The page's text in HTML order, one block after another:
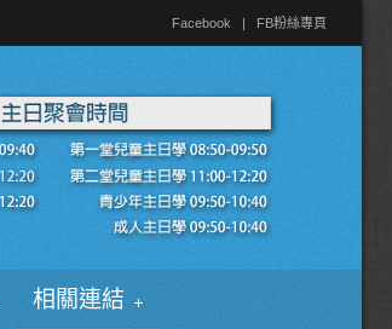
Facebook | FB粉絲專頁
相關連結